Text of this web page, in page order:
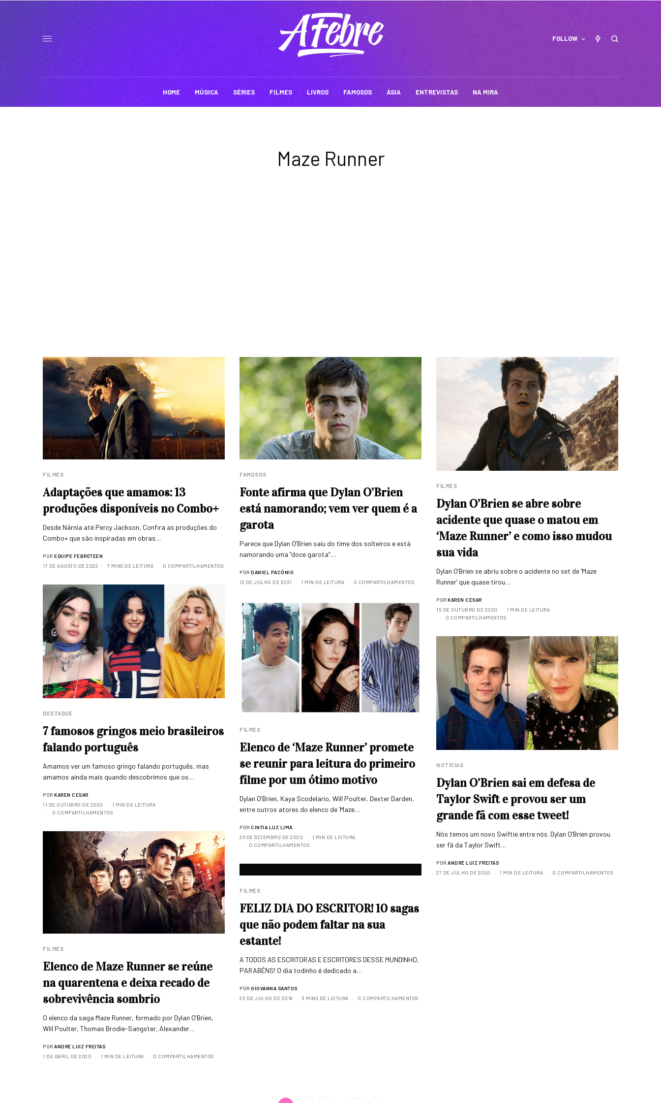
FOLLOW
HOME MÚSICA SÉRIES FILMES LIVROS FAMOSOS ÁSIA ENTREVISTAS NA MIRA
Maze Runner
FILMES
Adaptações que amamos: 13
produções disponíveis no Combo+
Desde Nárnia até Percy Jackson, Confira as produções do
Combo+ que são inspiradas em obras…
POR EQUIPE FEBRETEEN
17 DE AGOSTO DE 2022
7 MINS DE LEITURA 0 COMPARTILHAMENTOS
FAMOSOS
Fonte afirma que Dylan O’Brien
está namorando; vem ver quem é a
garota
Parece que Dylan O’Brien saiu do time dos solteiros e está
namorando uma “doce garota”…
POR DANIEL PACÔNIO
12 DE JULHO DE 2021
1 MIN DE LEITURA 0 COMPARTILHAMENTOS
FILMES
Dylan O’Brien se abre sobre
acidente que quase o matou em
‘Maze Runner’ e como isso mudou
sua vida
Dylan O’Brien se abriu sobre o acidente no set de ‘Maze
Runner‘ que quase tirou…
POR KAREN CESAR
15 DE OUTUBRO DE 2020
1 MIN DE LEITURA
0 COMPARTILHAMENTOS
DESTAQUE
7 famosos gringos meio brasileiros
falando português
Amamos ver um famoso gringo falando português, mas
amamos ainda mais quando descobrimos que os…
POR KAREN CESAR
11 DE OUTUBRO DE 2020
1 MIN DE LEITURA
0 COMPARTILHAMENTOS
FILMES
Elenco de ‘Maze Runner’ promete
se reunir para leitura do primeiro
filme por um ótimo motivo
Dylan O’Brien, Kaya Scodelario, Will Poulter, Dexter Darden,
entre outros atores do elenco de ‘Maze…
POR CINTIA LUZ LIMA
26 DE SETEMBRO DE 2020
1 MIN DE LEITURA
0 COMPARTILHAMENTOS
NOTÍCIAS
Dylan O’Brien sai em defesa de
Taylor Swift e provou ser um
grande fã com esse tweet!
Nós temos um novo Swiftie entre nós. Dylan O’Brien provou
ser fã da Taylor Swift…
POR ANDRÉ LUIZ FREITAS
27 DE JULHO DE 2020
1 MIN DE LEITURA 0 COMPARTILHAMENTOS
FILMES
Elenco de Maze Runner se reúne
na quarentena e deixa recado de
sobrevivência sombrio
O elenco da saga Maze Runner, formado por Dylan O’Brien,
Will Poulter, Thomas Brodie-Sangster, Alexander…
POR ANDRÉ LUIZ FREITAS
1 DE ABRIL DE 2020
1 MIN DE LEITURA 0 COMPARTILHAMENTOS
FILMES
FELIZ DIA DO ESCRITOR! 10 sagas
que não podem faltar na sua
estante!
A TODOS AS ESCRITORAS E ESCRITORES DESSE MUNDINHO,
PARABÉNS! O dia todinho é dedicado a…
POR GIOVANNA SANTOS
25 DE JULHO DE 2018
5 MINS DE LEITURA 0 COMPARTILHAMENTOS